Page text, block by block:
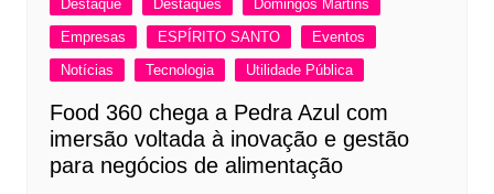
Destaque Destaques
Domingos Martins
Empresas
ESPÍRITO SANTO
Eventos
Notícias
Tecnologia Utilidade Pública
Food 360 chega a Pedra Azul com
imersão voltada à inovação e gestão
para negócios de alimentação